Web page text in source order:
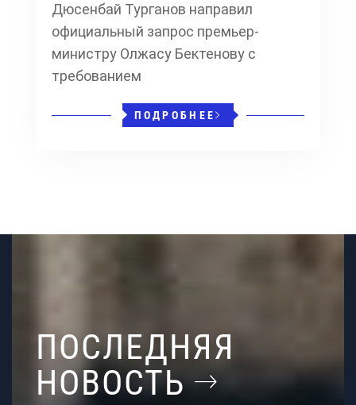
Дюсенбай Турганов направил
официальный запрос премьер-
министру Олжасу Бектенову с
требованием
ПОДРОБНЕЕ
ПОСЛЕДНЯЯ
НОВОСТЬ